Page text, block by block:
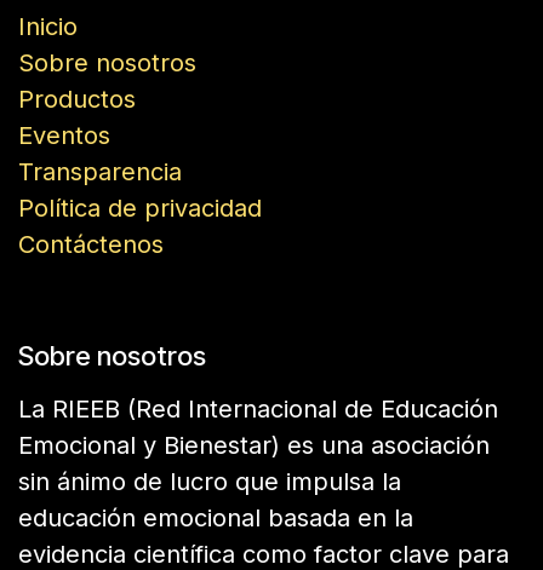
Inicio
Sobre nosotros
Productos
Eventos
Transparencia
Política de privacidad
Contáctenos
Sobre nosotros
La RIEEB (Red Internacional de Educación
Emocional y Bienestar) es una asociación
sin ánimo de lucro que impulsa la
educación emocional basada en la
evidencia científica como factor clave para